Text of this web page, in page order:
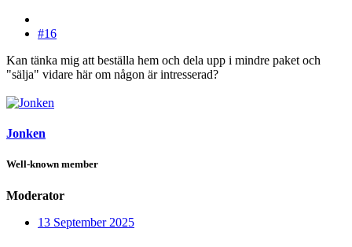
#16
Kan tänka mig att beställa hem och dela upp i mindre paket och
"sälja" vidare här om någon är intresserad?
Jonken
Well-known member
Moderator
13 September 2025